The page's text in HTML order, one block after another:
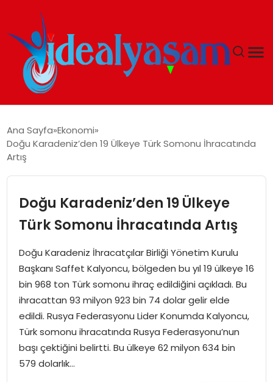
GÜNDEM
İDEAL YAŞAM
İDEAL SPOR
YAŞAM
MAGAZIN
SAĞLIK
Ana Sayfa Ekonomi
Doğu Karadeniz’den 19 Ülkeye Türk Somonu İhracatında
Artış
Doğu Karadeniz’den 19 Ülkeye
Türk Somonu İhracatında Artış
Doğu Karadeniz İhracatçılar Birliği Yönetim Kurulu
Başkanı Saffet Kalyoncu, bölgeden bu yıl 19 ülkeye 16
bin 968 ton Türk somonu ihraç edildiğini açıkladı. Bu
ihracattan 93 milyon 923 bin 74 dolar gelir elde
edildi. Rusya Federasyonu Lider Konumda Kalyoncu,
Türk somonu ihracatında Rusya Federasyonu’nun
başı çektiğini belirtti. Bu ülkeye 62 milyon 634 bin
579 dolarlık…